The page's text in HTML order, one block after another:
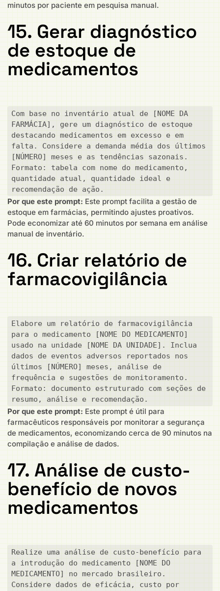
minutos por paciente em pesquisa manual.
15. Gerar diagnóstico
de estoque de
medicamentos
Com base no inventário atual de [NOME DA
FARMÁCIA], gere um diagnóstico de estoque
destacando medicamentos em excesso e em
falta. Considere a demanda média dos últimos
[NÚMERO] meses e as tendências sazonais.
Formato: tabela com nome do medicamento,
quantidade atual, quantidade ideal e
recomendação de ação.
Por que este prompt: Este prompt facilita a gestão de
estoque em farmácias, permitindo ajustes proativos.
Pode economizar até 60 minutos por semana em análise
manual de inventário.
16. Criar relatório de
farmacovigilância
Elabore um relatório de farmacovigilância
para o medicamento [NOME DO MEDICAMENTO]
usado na unidade [NOME DA UNIDADE]. Inclua
dados de eventos adversos reportados nos
últimos [NÚMERO] meses, análise de
frequência e sugestões de monitoramento.
Formato: documento estruturado com seções de
resumo, análise e recomendação.
Por que este prompt: Este prompt é útil para
farmacêuticos responsáveis por monitorar a segurança
de medicamentos, economizando cerca de 90 minutos na
compilação e análise de dados.
17. Análise de custo-
benefício de novos
medicamentos
Realize uma análise de custo-benefício para
a introdução do medicamento [NOME DO
MEDICAMENTO] no mercado brasileiro.
Considere dados de eficácia, custo por